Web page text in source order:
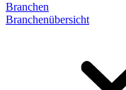
Branchen
Branchenübersicht